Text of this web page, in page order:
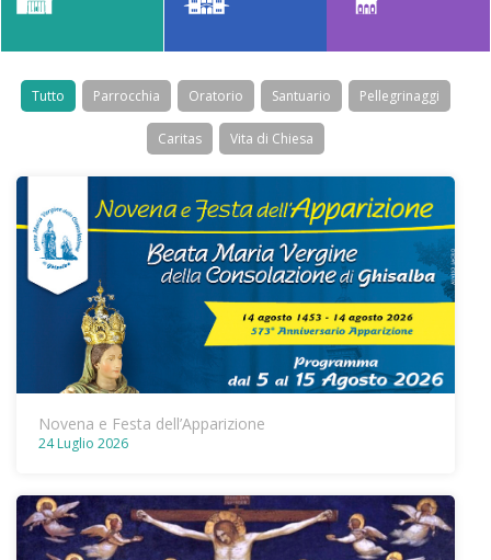
Tutto Parrocchia Oratorio Santuario Pellegrinaggi
Caritas Vita di Chiesa
Novena e Festa dell’Apparizione
24 Luglio 2026